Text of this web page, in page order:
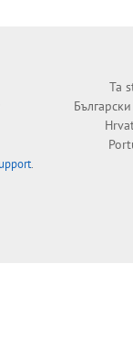
.
Ta
Български